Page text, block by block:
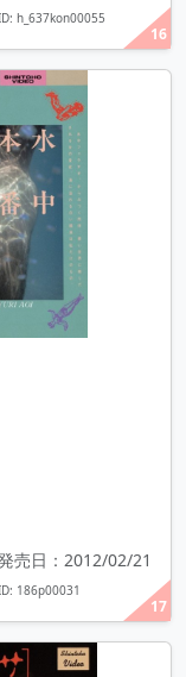
16
h_637kon00055
17
売日：2012/02/21
186p00031